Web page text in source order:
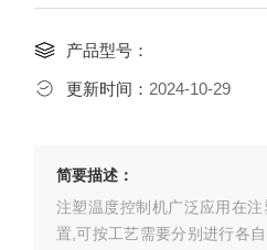
产品型号：
更新时间： 2024-10-29
简要描述：
注塑温度控制机广泛应用在
置,可按工艺需要分别进行各